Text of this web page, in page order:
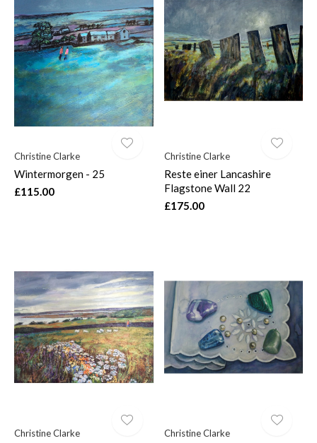
Christine Clarke
Wintermorgen - 25
£115.00
Christine Clarke
Reste einer Lancashire
Flagstone Wall 22
£175.00
Christine Clarke Christine Clarke